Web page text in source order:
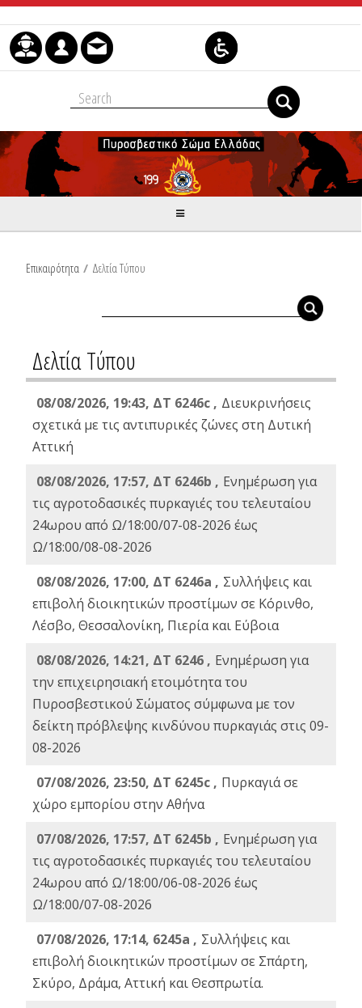
Μετάβαση στο περιεχόμενο
Επικαιρότητα / Δελτία Τύπου
Δελτία Τύπου
08/08/2026, 19:43, ΔT 6246c , Διευκρινήσεις
σχετικά με τις αντιπυρικές ζώνες στη Δυτική
Αττική
08/08/2026, 17:57, ΔΤ 6246b , Ενημέρωση για
τις αγροτοδασικές πυρκαγιές του τελευταίου
24ωρου από Ω/18:00/07-08-2026 έως
Ω/18:00/08-08-2026
08/08/2026, 17:00, ΔΤ 6246a , Συλλήψεις και
επιβολή διοικητικών προστίμων σε Κόρινθο,
Λέσβο, Θεσσαλονίκη, Πιερία και Εύβοια
08/08/2026, 14:21, ΔΤ 6246 , Ενημέρωση για
την επιχειρησιακή ετοιμότητα του
Πυροσβεστικού Σώματος σύμφωνα με τον
δείκτη πρόβλεψης κινδύνου πυρκαγιάς στις 09-
08-2026
07/08/2026, 23:50, ΔΤ 6245c , Πυρκαγιά σε
χώρο εμπορίου στην Αθήνα
07/08/2026, 17:57, ΔΤ 6245b , Ενημέρωση για
τις αγροτοδασικές πυρκαγιές του τελευταίου
24ωρου από Ω/18:00/06-08-2026 έως
Ω/18:00/07-08-2026
07/08/2026, 17:14, 6245a , Συλλήψεις και
επιβολή διοικητικών προστίμων σε Σπάρτη,
Σκύρο, Δράμα, Αττική και Θεσπρωτία.